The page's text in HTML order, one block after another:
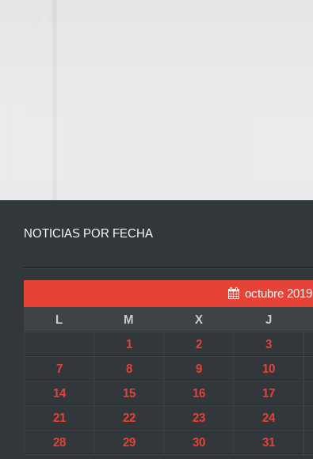
NOTICIAS POR FECHA
octubre 2019
L
M X J
1
2 3
7
8 9 10
14
15 16 17
21
22 23 24
28
29 30
31